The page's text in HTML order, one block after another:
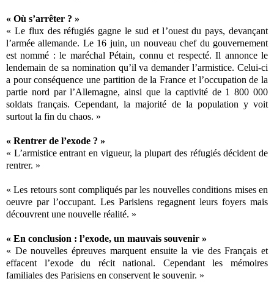
« Où s’arrêter ? »
« Le flux des réfugiés gagne le sud et l’ouest du pays, devançant
l’armée allemande. Le 16 juin, un nouveau chef du gouvernement
est nommé : le maréchal Pétain, connu et respecté. Il annonce le
lendemain de sa nomination qu’il va demander l’armistice. Celui-ci
a pour conséquence une partition de la France et l’occupation de la
partie nord par l’Allemagne, ainsi que la captivité de 1 800 000
soldats français. Cependant, la majorité de la population y voit
surtout la fin du chaos. »
« Rentrer de l’exode ? »
« L’armistice entrant en vigueur, la plupart des réfugiés décident de
rentrer. »
« Les retours sont compliqués par les nouvelles conditions mises en
oeuvre par l’occupant. Les Parisiens regagnent leurs foyers mais
découvrent une nouvelle réalité. »
« En conclusion : l’exode, un mauvais souvenir »
« De nouvelles épreuves marquent ensuite la vie des Français et
effacent l’exode du récit national. Cependant les mémoires
familiales des Parisiens en conservent le souvenir. »